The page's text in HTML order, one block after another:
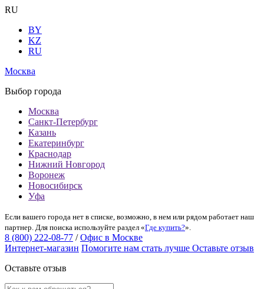
RU
BY
KZ
RU
Москва
Выбор города
Москва
Санкт-Петербург
Казань
Екатеринбург
Краснодар
Нижний Новгород
Воронеж
Новосибирск
Уфа
Если вашего города нет в списке, возможно, в нем или рядом работает наш
партнер. Для поиска используйте раздел «Где купить?».
8 (800) 222-08-77 / Офис в Москве
Интернет-магазин Помогите нам стать лучше Оставьте отзыв
Оставьте отзыв